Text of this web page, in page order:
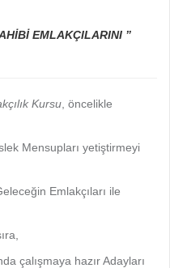
EMLAKÇILARINI ”
Kursu , öncelikle
Mensupları yetiştirmeyi
Emlakçıları ile
çalışmaya hazır Adayları